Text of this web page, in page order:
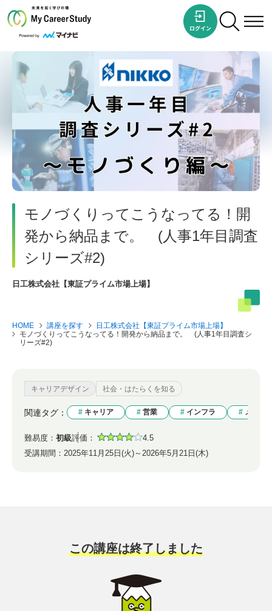
モノづくりってこうなってる！開
発から納品まで。 (人事1年目調査
シリーズ#2)
日工株式会社【東証プライム市場上場】
HOME 講座を探す
日工株式会社【東証プライム市場上場】
モノづくりってこうなってる！開発から納品まで。 (人事1年目調査シ
リーズ#2)
キャリアデザイン 社会・はたらくを知る
関連タグ： キャリア 営業 インフラ メーカ
難易度： 初級評価：
4.5
受講期間： 2025年11月25日(火)～2026年5月21日(木)
この講座は終了しました